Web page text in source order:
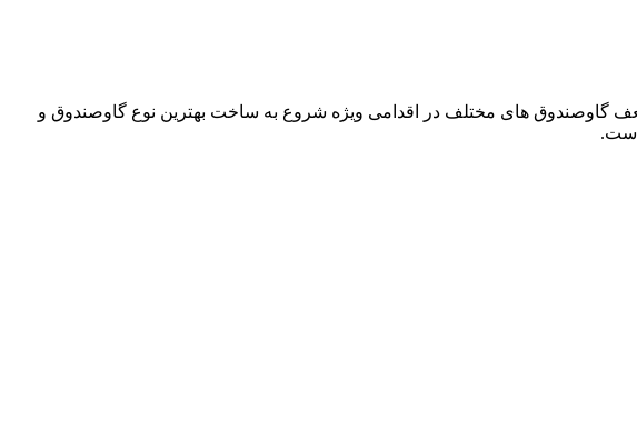
گاوصندوق های مختلف در اقدامی ویژه شروع به ساخت بهترین نوع گاوصندوق و